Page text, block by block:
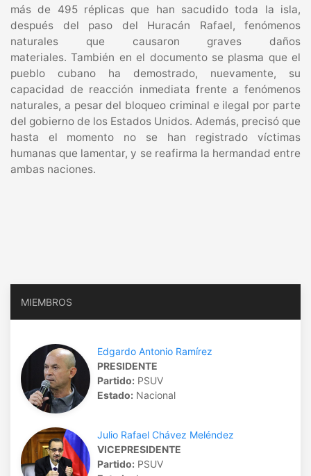
más de 495 réplicas que han sacudido toda la isla,
después del paso del Huracán Rafael, fenómenos
naturales que causaron graves daños
materiales. También en el documento se plasma que el
pueblo cubano ha demostrado, nuevamente, su
capacidad de reacción inmediata frente a fenómenos
naturales, a pesar del bloqueo criminal e ilegal por parte
del gobierno de los Estados Unidos. Además, precisó que
hasta el momento no se han registrado víctimas
humanas que lamentar, y se reafirma la hermandad entre
ambas naciones.
MIEMBROS
Edgardo Antonio Ramírez
PRESIDENTE
Partido: PSUV
Estado: Nacional
Julio Rafael Chávez Meléndez
VICEPRESIDENTE
Partido: PSUV